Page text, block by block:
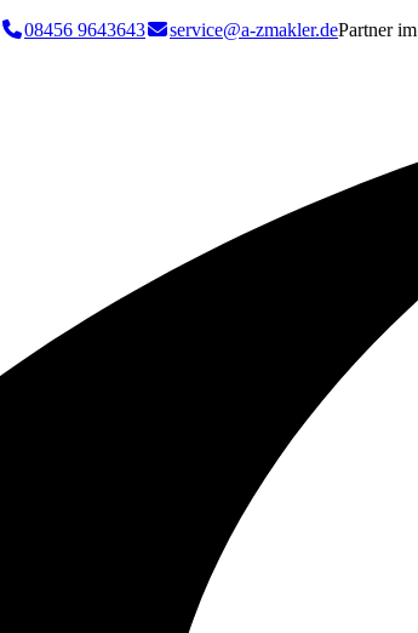
08456 9643643 service@a-zmakler.dePartner im